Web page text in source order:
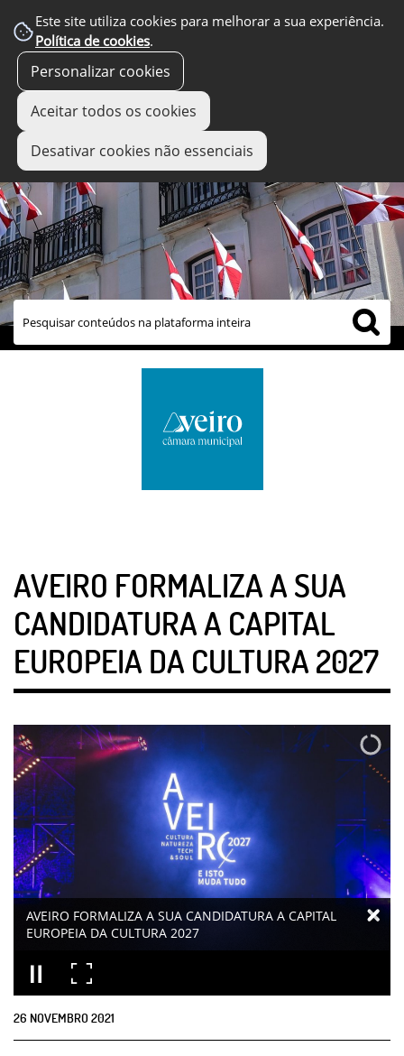
Este site utiliza cookies para melhorar a sua experiência.
Política de cookies.
Personalizar cookies
Aceitar todos os cookies
Desativar cookies não essenciais
links úteis
AVEIRO FORMALIZA A SUA
CANDIDATURA A CAPITAL
EUROPEIA DA CULTURA 2027
AVEIRO FORMALIZA A SUA CANDIDATURA A CAPITAL
EUROPEIA DA CULTURA 2027
26 NOVEMBRO2021